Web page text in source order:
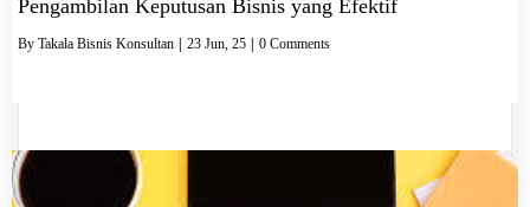
Pengambilan Keputusan Bisnis yang Efektif
By Takala Bisnis Konsultan 23 Jun, 25 0 Comments